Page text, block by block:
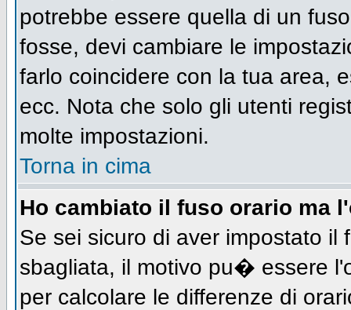
potrebbe essere quella di un
fosse, devi cambiare le
farlo coincidere con la tua area,
ecc. Nota che solo gli utenti
molte impostazioni.
Torna in cima
Ho cambiato il fuso orario ma
Se sei sicuro di aver impostato
sbagliata, il motivo pu� essere
per calcolare le differenze di